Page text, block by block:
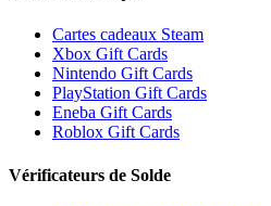
Cartes cadeaux Steam
Xbox Gift Cards
Nintendo Gift Cards
PlayStation Gift Cards
Eneba Gift Cards
Roblox Gift Cards
Vérificateurs de Solde